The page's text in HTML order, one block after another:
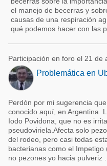
el manejo de becerras y
causas de una respiración
qué podemos hacer con las
Participación en foro el 21 de
Problemática en
Perdón por mi sugerencia
conocido aquí, en Argentina.
Iodo Povidona, que no es
pseudoviriela.Afecta solo
del rodeo, pero casi todas
bacterianas como el
no pezones yo hacia pulveriz ...